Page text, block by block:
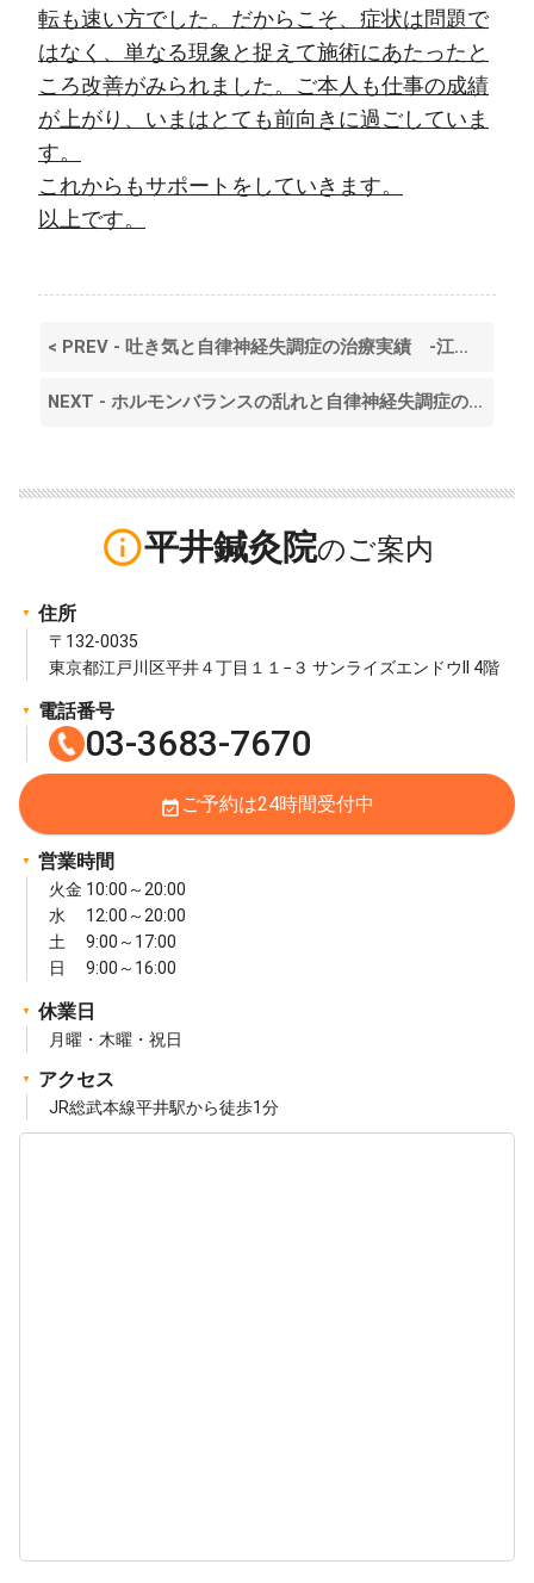
転も速い方でした。だからこそ、症状は問題で
はなく、単なる現象と捉えて施術にあたったと
ころ改善がみられました。ご本人も仕事の成績
が上がり、いまはとても前向きに過ごしていま
す。
これからもサポートをしていきます。
以上です。
< PREV - 吐き気と自律神経失調症の治療実績 ‐江戸川区 平井‐
NEXT - ホルモンバランスの乱れと自律神経失調症の治療実績‐江戸川区 平井 はり- >
info_outline平井鍼灸院
住所
〒132-0035
東京都江戸川区平井４丁目１１−３ サンライズエンドウII 4階
電話番号
03-3683-7670
event_available ご予約は24時間受付中
営業時間
火金 10:00～20:00
水 12:00～20:00
土 9:00～17:00
日 9:00～16:00
休業日
月曜・木曜・祝日
アクセス
JR総武本線平井駅から徒歩1分